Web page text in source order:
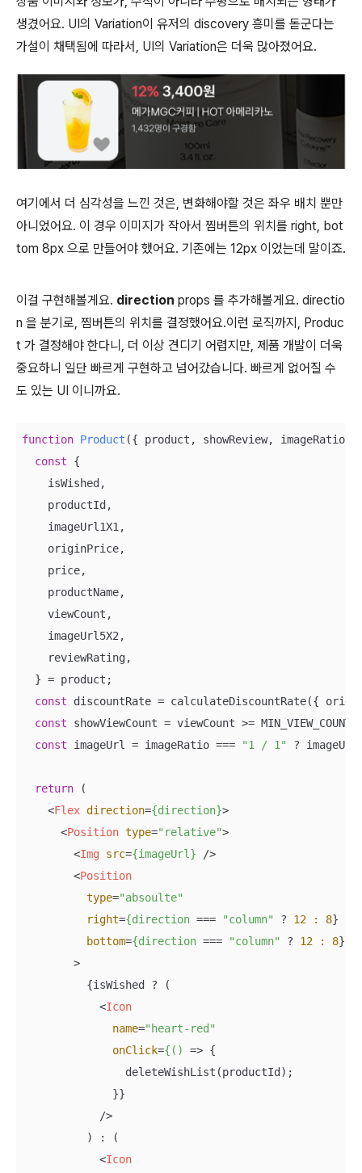
생겼어요. UI의 Variation이 유저의 discovery 흥미를 돋군다는
가설이 채택됨에 따라서, UI의 Variation은 더욱 많아졌어요.
여기에서 더 심각성을 느낀 것은, 변화해야할 것은 좌우 배치 뿐만
아니었어요. 이 경우 이미지가 작아서 찜버튼의 위치를 right, bot
tom 8px 으로 만들어야 했어요. 기존에는 12px 이었는데 말이죠.
이걸 구현해볼게요. direction props 를 추가해볼게요. directio
n 을 분기로, 찜버튼의 위치를 결정했어요.이런 로직까지, Produc
t 가 결정해야 한다니, 더 이상 견디기 어렵지만, 제품 개발이 더욱
중요하니 일단 빠르게 구현하고 넘어갔습니다. 빠르게 없어질 수
도 있는 UI 이니까요.
function Product ({ product, showReview,
const {
    isWished,
    productId,
    imageUrl1X1,
    originPrice,
    price,
    productName,
    viewCount,
    imageUrl5X2,
    reviewRating,
  } = product;
const discountRate = calculateDiscountRate({
const showViewCount = viewCount >=
const imageUrl = imageRatio === "1 / 1" ?
return (
<Flex direction={direction}>
<Position type="relative">
<Img src={imageUrl} />
<Position
type="absoulte"
right={direction === "column" ? 12 : 8}
bottom={direction === "column" ? 12 : 8}
        >
          {isWished ? (
<Icon
name="heart-red"
onClick={() => {
                deleteWishList(productId);
              }}
            />
          ) : (
<Icon